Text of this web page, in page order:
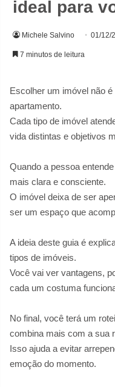
ideal para
Michele Salvino 01/12/
7 minutos de leitura
Escolher um imóvel não
apartamento.
Cada tipo de imóvel
vida distintas e objetivos
Quando a pessoa
mais clara e consciente.
O imóvel deixa de ser
ser um espaço que
A ideia deste guia é
tipos de imóveis.
Você vai ver vantagens,
cada um costuma
No final, você terá um
combina mais com a sua
Isso ajuda a evitar
emoção do momento.